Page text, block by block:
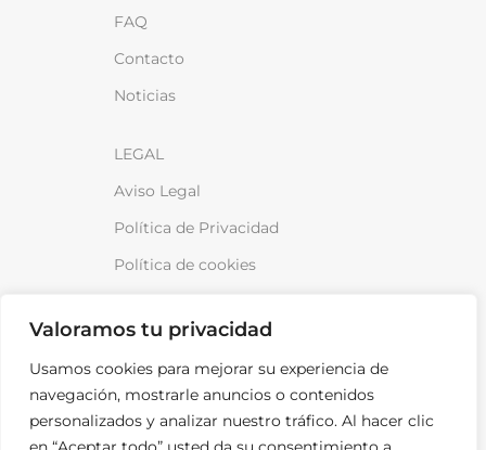
Valoramos tu privacidad
Usamos cookies para mejorar su experiencia de
navegación, mostrarle anuncios o contenidos
personalizados y analizar nuestro tráfico. Al hacer clic
FAQ
Contacto
Noticias
LEGAL
Aviso Legal
Política de Privacidad
Política de cookies
¡Anótame!